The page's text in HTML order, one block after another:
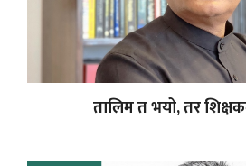
तालिम त भयो, तर